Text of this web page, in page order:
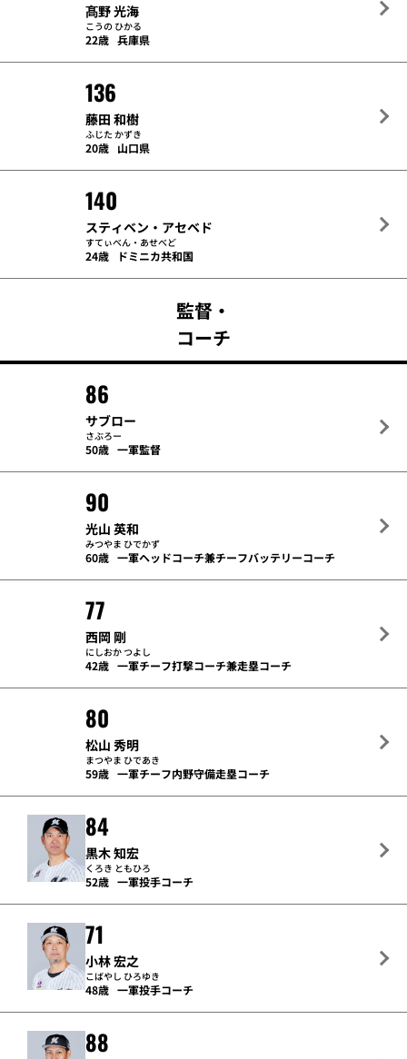
髙野 光海
こうの ひかる
22歳 兵庫県
136
藤田 和樹
ふじた かずき
20歳 山口県
140
スティベン・アセベド
すてぃべん・あせべど
24歳 ドミニカ共和国
監督・
コーチ
86
サブロー
さぶろー
50歳 一軍監督
90
光山 英和
みつやま ひでかず
60歳 一軍ヘッドコーチ兼チーフバッテリーコーチ
77
西岡 剛
にしおか つよし
42歳 一軍チーフ打撃コーチ兼走塁コーチ
80
松山 秀明
まつやま ひであき
59歳 一軍チーフ内野守備走塁コーチ
84
黒木 知宏
くろき ともひろ
52歳 一軍投手コーチ
71
小林 宏之
こばやし ひろゆき
48歳 一軍投手コーチ
88